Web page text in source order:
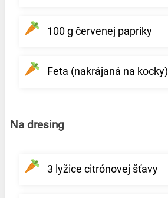
100 g červenej papriky
Feta (nakrájaná na kocky)
Na dresing
3 lyžice citrónovej šťavy